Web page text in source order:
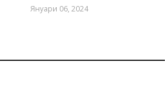
Януари 06, 2024